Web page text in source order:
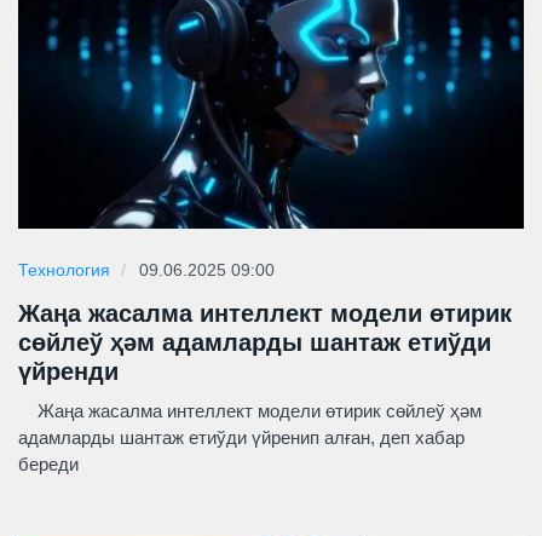
Технология 09.06.2025 09:00
Жаңа жасалма интеллект модели өтирик
сөйлеў ҳәм адамларды шантаж етиўди
үйренди
Жаңа жасалма интеллект модели өтирик сөйлеў ҳәм
адамларды шантаж етиўди үйренип алған, деп хабар
береди